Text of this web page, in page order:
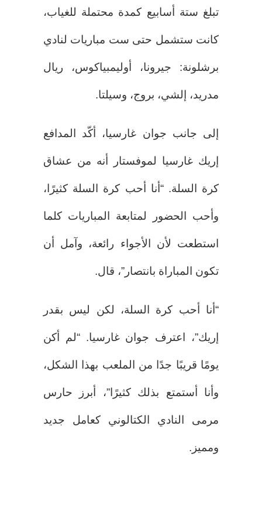
تبلغ ستة أسابيع كمدة محتملة للغياب،
كانت ستشمل حتى ست مباريات لنادي
برشلونة: جيرونا، أوليمبياكوس، ريال
مدريد، إلشي، بروج، وسيلتا.
إلى جانب جوان غارسيا، أكّد المدافع
إريك غارسيا لموفستار أنه من عشاق
كرة السلة. “أنا أحب كرة السلة كثيرًا،
وأحب الحضور لمتابعة المباريات كلما
استطعت لأن الأجواء رائعة، وآمل أن
تكون المباراة بانتصار”، قال.
“أنا أحب كرة السلة، لكن ليس بقدر
إريك”، اعترف جوان غارسيا. “لم أكن
يومًا قريبًا جدًا من الملعب بهذا الشكل،
وأنا أستمتع بذلك كثيرًا”، أبرز حارس
مرمى النادي الكتالوني كعامل جديد
ومميز.